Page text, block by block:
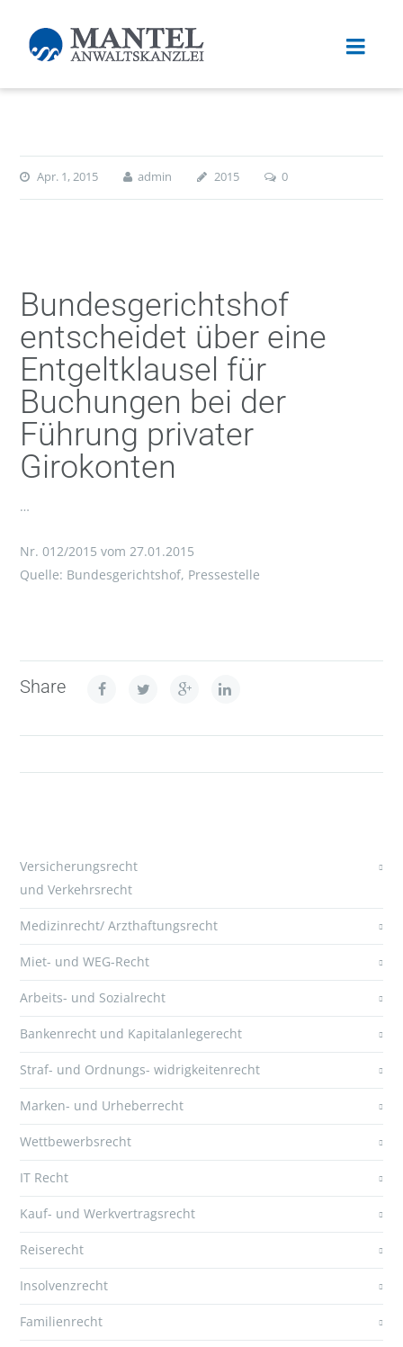
Apr. 1, 2015 admin 2015 0
Bundesgerichtshof
entscheidet über eine
Entgeltklausel für
Buchungen bei der
Führung privater
Girokonten
…
Nr. 012/2015 vom 27.01.2015
Quelle: Bundesgerichtshof, Pressestelle
Share
Versicherungsrecht
und Verkehrsrecht
Medizinrecht/ Arzthaftungsrecht
Miet- und WEG-Recht
Arbeits- und Sozialrecht
Bankenrecht und Kapitalanlegerecht
Straf- und Ordnungs- widrigkeitenrecht
Marken- und Urheberrecht
Wettbewerbsrecht
IT Recht
Kauf- und Werkvertragsrecht
Reiserecht
Insolvenzrecht
Familienrecht